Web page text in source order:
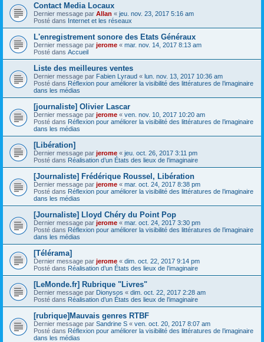
Contact Media Locaux
Dernier message par Allan « jeu. nov. 23, 2017 5:16 am
Posté dans Internet et les réseaux
L'enregistrement sonore des Etats Généraux
Dernier message par jerome « mar. nov. 14, 2017 8:13 am
Posté dans Accueil
Liste des meilleures ventes
Dernier message par Fabien Lyraud « lun. nov. 13, 2017 10:36 am
Posté dans Réflexion pour améliorer la visibilité des littératures de l’imaginaire
dans les médias
[journaliste] Olivier Lascar
Dernier message par jerome « ven. nov. 10, 2017 10:20 am
Posté dans Réflexion pour améliorer la visibilité des littératures de l’imaginaire
dans les médias
[Libération]
Dernier message par jerome « jeu. oct. 26, 2017 3:11 pm
Posté dans Réalisation d’un États des lieux de l’imaginaire
[Journaliste] Frédérique Roussel, Libération
Dernier message par jerome « mar. oct. 24, 2017 8:38 pm
Posté dans Réflexion pour améliorer la visibilité des littératures de l’imaginaire
dans les médias
[Journaliste] Lloyd Chéry du Point Pop
Dernier message par jerome « mar. oct. 24, 2017 3:30 pm
Posté dans Réflexion pour améliorer la visibilité des littératures de l’imaginaire
dans les médias
[Télérama]
Dernier message par jerome « dim. oct. 22, 2017 9:14 pm
Posté dans Réalisation d’un États des lieux de l’imaginaire
[LeMonde.fr] Rubrique "Livres"
Dernier message par Dionysos « dim. oct. 22, 2017 2:28 am
Posté dans Réalisation d’un États des lieux de l’imaginaire
[rubrique]Mauvais genres RTBF
Dernier message par Sandrine S « ven. oct. 20, 2017 8:07 am
Posté dans Réflexion pour améliorer la visibilité des littératures de l’imaginaire
dans les médias